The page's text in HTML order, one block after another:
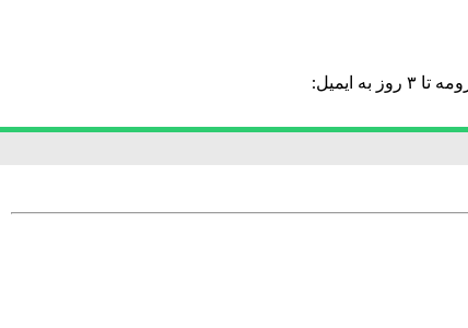
یک شرکت معتبر مهندسی صنعتی در تهران جهت تکمیل کادر فنی و فروش خود کارشناس برق قدرت آقا و خانم استخدام می نماید. ارسال رزومه تا ۳ روز به ایمیل: